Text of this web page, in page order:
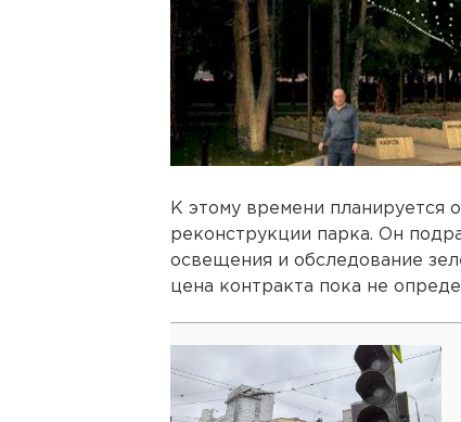
К этому времени планируется
реконструкции парка. Он
освещения и обследование
цена контракта пока не